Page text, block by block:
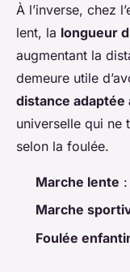
À l’inverse, chez
lent, la longueur
augmentant la
demeure utile
distance adaptée
universelle qui ne
selon la foulée.
Marche lente
Marche
Foulée